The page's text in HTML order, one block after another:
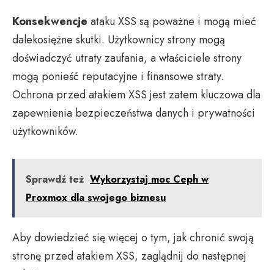
Konsekwencje ataku XSS są poważne i mogą mieć
dalekosiężne skutki. Użytkownicy strony mogą
doświadczyć utraty zaufania, a właściciele strony
mogą ponieść reputacyjne i finansowe straty.
Ochrona przed atakiem XSS jest zatem kluczowa dla
zapewnienia bezpieczeństwa danych i prywatności
użytkowników.
Sprawdź też Wykorzystaj moc Ceph w
Proxmox dla swojego biznesu
Aby dowiedzieć się więcej o tym, jak chronić swoją
stronę przed atakiem XSS, zaglądnij do następnej